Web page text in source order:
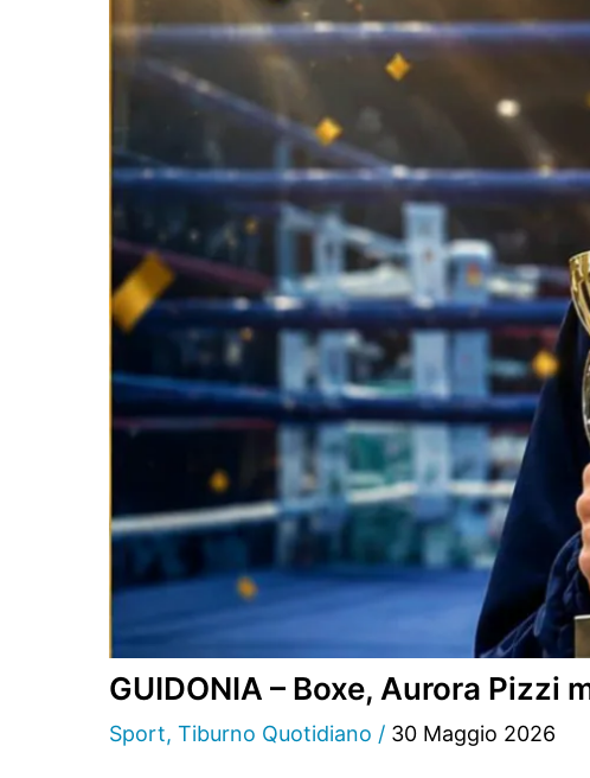
GUIDONIA – Boxe, Aurora Pizzi
Sport, Tiburno Quotidiano / 30 Maggio 2026